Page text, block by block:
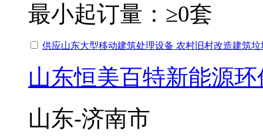
最小起订量： ≥0套
供应山东大型移动建筑处理设备 农村旧村改造建筑
山东恒美百特新能源
山东-济南市